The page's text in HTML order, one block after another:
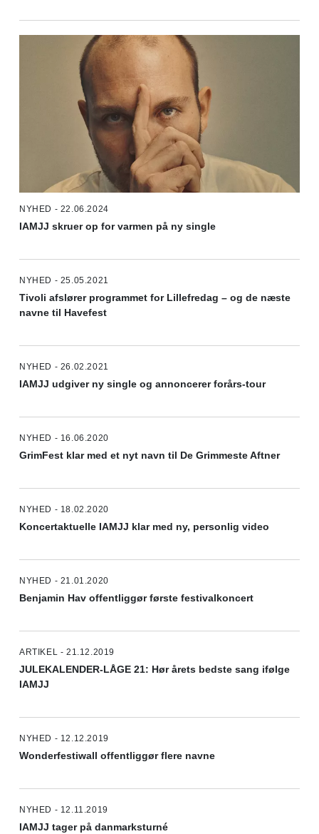
NYHED - 22.06.2024
IAMJJ skruer op for varmen på ny single
NYHED - 25.05.2021
Tivoli afslører programmet for Lillefredag – og de næste
navne til Havefest
NYHED - 26.02.2021
IAMJJ udgiver ny single og annoncerer forårs-tour
NYHED - 16.06.2020
GrimFest klar med et nyt navn til De Grimmeste Aftner
NYHED - 18.02.2020
Koncertaktuelle IAMJJ klar med ny, personlig video
NYHED - 21.01.2020
Benjamin Hav offentliggør første festivalkoncert
ARTIKEL - 21.12.2019
JULEKALENDER-LÅGE 21: Hør årets bedste sang ifølge
IAMJJ
NYHED - 12.12.2019
Wonderfestiwall offentliggør flere navne
NYHED - 12.11.2019
IAMJJ tager på danmarksturné